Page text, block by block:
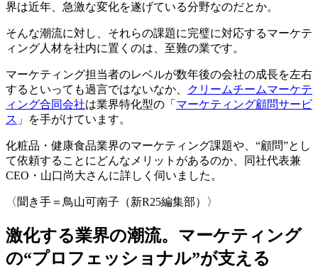
界は近年、急激な変化を遂げている分野なのだとか。
そんな潮流に対し、それらの課題に完璧に対応するマーケテ
ィング人材を社内に置くのは、至難の業です。
マーケティング担当者のレベルが数年後の会社の成長を左右
するといっても過言ではないなか、
クリームチームマーケテ
ィング合同会社は業界特化型の「 マーケティング顧問サービ
ス 」を手がけています。
化粧品・健康食品業界のマーケティング課題や、“顧問”とし
て依頼することにどんなメリットがあるのか、
同社代表兼
CEO・山口尚大さんに詳しく伺いました。
〈聞き手＝鳥山可南子（新R25編集部）〉
激化する業界の潮流。マーケティング
の“プロフェッショナル”が支える